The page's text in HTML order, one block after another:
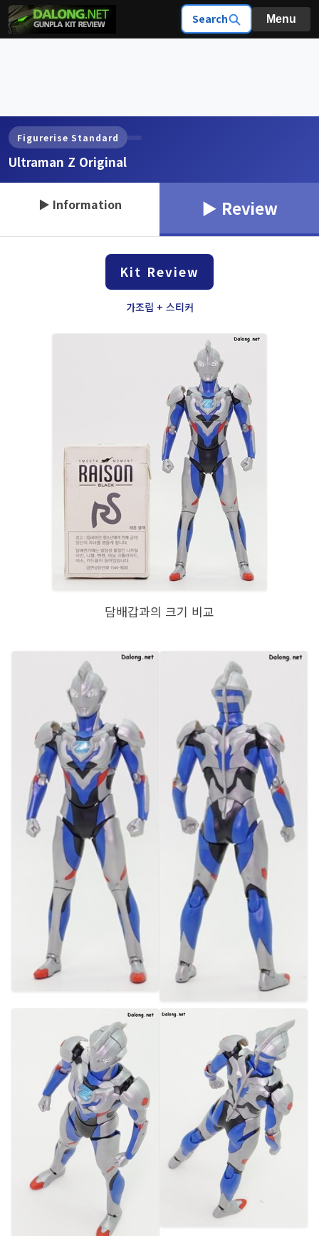
Search Menu
Figurerise Standard
Ultraman Z Original
▶ Information ▶ Review
Kit Review
가조립 + 스티커
담배갑과의 크기 비교